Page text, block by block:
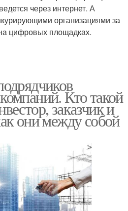
через интернет. А
организациями за
цифровых площадках.
Кто такой
заказчик и
они между собой